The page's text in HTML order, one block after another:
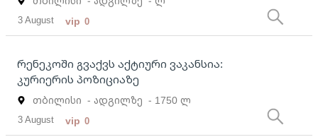
3 August vip 0
რენეკოში გვაქვს აქტიური ვაკანსია:
კურიერის პოზიციაზე
თბილისი - ადგილზე - 1750 ლ
3 August vip 0